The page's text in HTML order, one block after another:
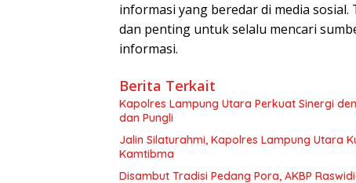
informasi yang beredar di media
dan penting untuk selalu mencari
informasi.
Berita Terkait
Kapolres Lampung Utara Perkuat Sinergi
dan Pungli
Jalin Silaturahmi, Kapolres Lampung Utara
Kamtibma
Disambut Tradisi Pedang Pora, AKBP